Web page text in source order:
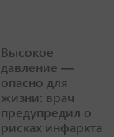
Высокое
давление —
опасно для
жизни: врач
предупредил о
рисках инфаркта